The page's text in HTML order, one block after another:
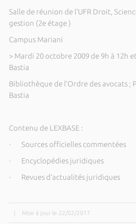
Salle de réunion de l’UFR Droit,
gestion (2e étage )
Campus Mariani
> Mardi 20 octobre 2009 de 9h à 12h
Bastia
Bibliothèque de l’Ordre des avocats ;
Bastia
Contenu de LEXBASE :
· Sources officielles commentées
· Encyclopédies juridiques
· Revues d’actualités juridiques
Mise à jour le 22/02/2017